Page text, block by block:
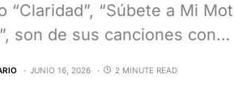
“Claridad”, “Súbete a Mi
son de sus canciones con…
JUNIO 16, 2026 2 MINUTE READ